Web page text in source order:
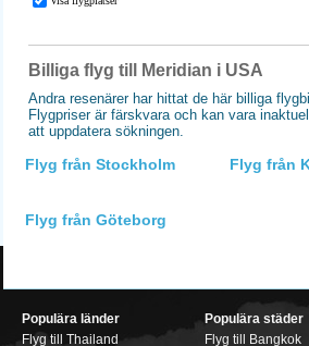
Billiga flyg till Meridian i USA
Andra resenärer har hittat de här billiga
Flygpriser är färskvara och kan vara
att uppdatera sökningen.
Flyg från Stockholm Flyg från
Flyg från Göteborg
Populära länder
Flyg till Thailand
Populära städer
Flyg till Bangkok